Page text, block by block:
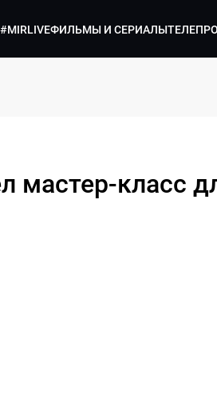
#MIRLIVEФИЛЬМЫ И СЕРИАЛЫ
мастер-класс